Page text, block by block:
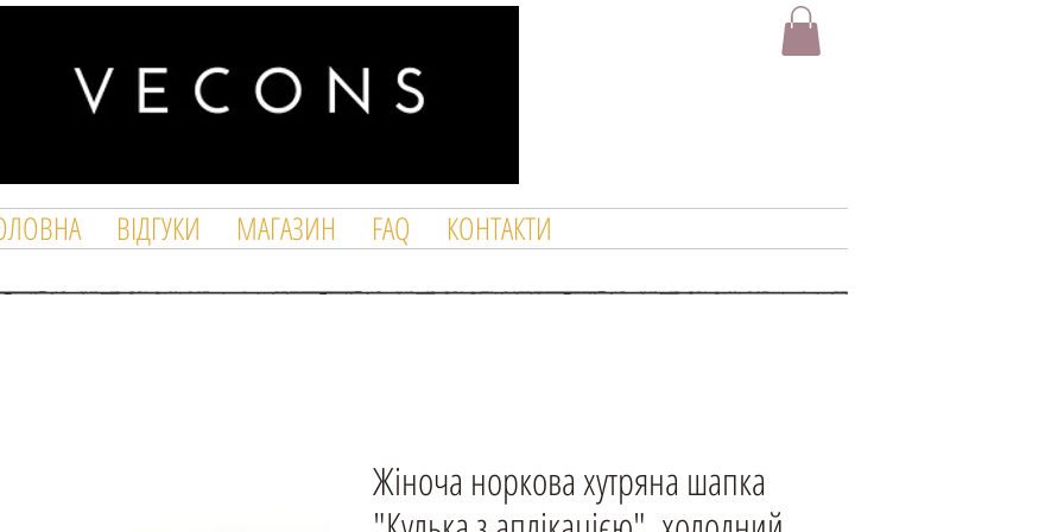
ВІДГУКИ МАГАЗИН FAQ КОНТАКТИ
Жіноча норкова хутряна шапка